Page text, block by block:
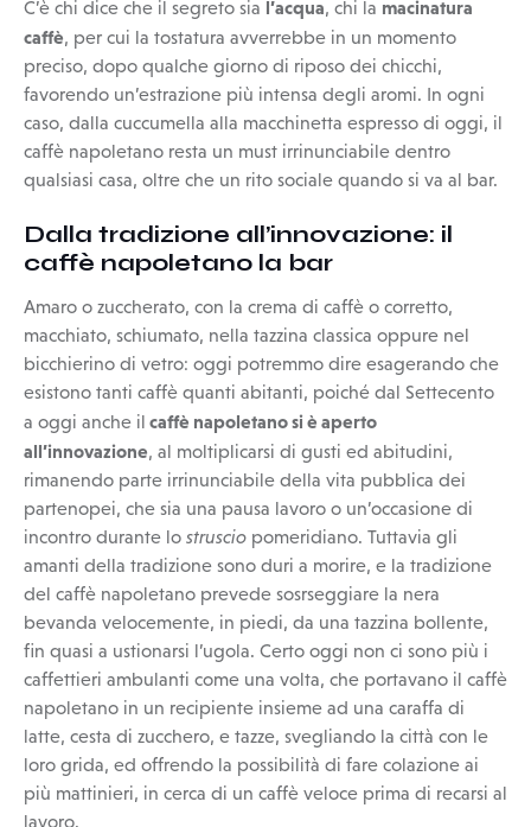
C’è chi dice che il segreto sia l’acqua, chi la macinatura
caffè, per cui la tostatura avverrebbe in un momento
preciso, dopo qualche giorno di riposo dei chicchi,
favorendo un’estrazione più intensa degli aromi. In ogni
caso, dalla cuccumella alla macchinetta espresso di oggi, il
caffè napoletano resta un must irrinunciabile dentro
qualsiasi casa, oltre che un rito sociale quando si va al bar.
Dalla tradizione all’innovazione: il
caffè napoletano la bar
Amaro o zuccherato, con la crema di caffè o corretto,
macchiato, schiumato, nella tazzina classica oppure nel
bicchierino di vetro: oggi potremmo dire esagerando che
esistono tanti caffè quanti abitanti, poiché dal Settecento
a oggi anche il caffè napoletano si è aperto
all’innovazione, al moltiplicarsi di gusti ed abitudini,
rimanendo parte irrinunciabile della vita pubblica dei
partenopei, che sia una pausa lavoro o un’occasione di
incontro durante lo struscio pomeridiano. Tuttavia gli
amanti della tradizione sono duri a morire, e la tradizione
del caffè napoletano prevede sosrseggiare la nera
bevanda velocemente, in piedi, da una tazzina bollente,
fin quasi a ustionarsi l’ugola. Certo oggi non ci sono più i
caffettieri ambulanti come una volta, che portavano il caffè
napoletano in un recipiente insieme ad una caraffa di
latte, cesta di zucchero, e tazze, svegliando la città con le
loro grida, ed offrendo la possibilità di fare colazione ai
più mattinieri, in cerca di un caffè veloce prima di recarsi al
lavoro.